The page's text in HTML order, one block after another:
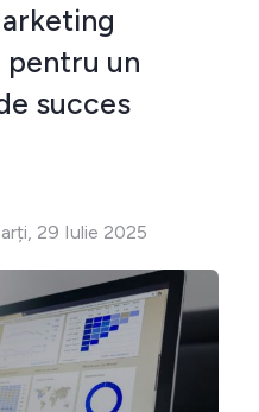
un
succes
29 Iulie 2025